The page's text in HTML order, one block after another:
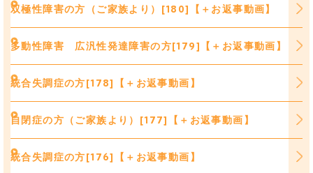
双極性障害の方（ご家族より）[180]【＋お返事動画】
多動性障害 広汎性発達障害の方[179]【＋お返事動画】
統合失調症の方[178]【＋お返事動画】
自閉症の方（ご家族より）[177]【＋お返事動画】
統合失調症の方[176]【＋お返事動画】